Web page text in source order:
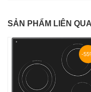
SẢN PHẨM LIÊN
-